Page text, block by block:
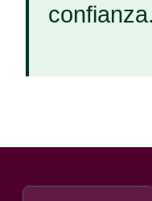
confianza.